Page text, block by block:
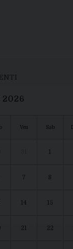
2026
Ven Sab
7 8
14 15
21 22